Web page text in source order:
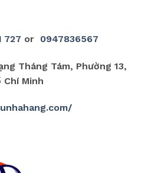
727 or 0947836567
Tháng Tám, Phường 13,
Chí Minh